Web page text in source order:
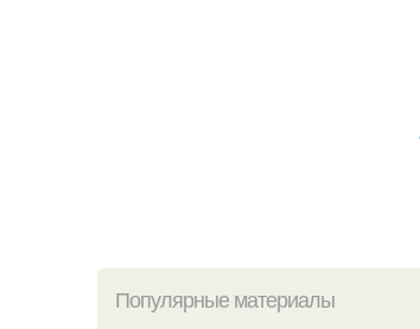
Популярные материалы